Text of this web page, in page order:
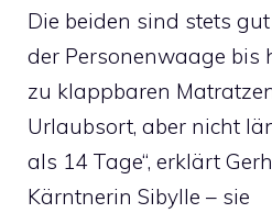
Die beiden sind stets
der Personenwaage bis
zu klappbaren
Urlaubsort, aber nicht
als 14 Tage“, erklärt
Kärntnerin Sibylle – sie